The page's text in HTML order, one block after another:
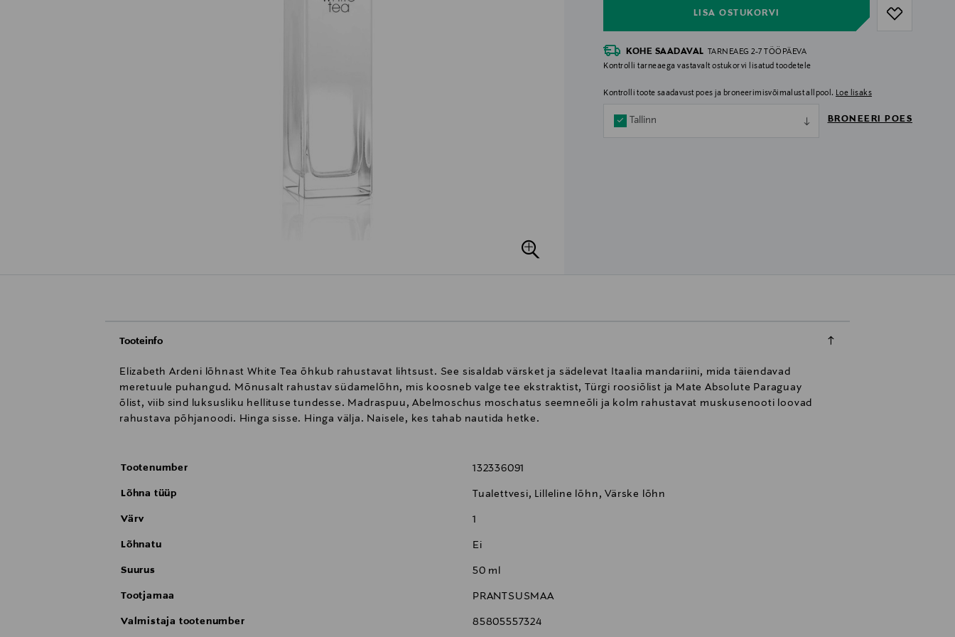
LISA OSTUKORVI
KOHE SAADAVAL TARNEAEG 2-7 TÖÖPÄEVA
Kontrolli tarneaega vastavalt ostukorvi lisatud toodetele
Kontrolli toote saadavust poes ja broneerimisvõimalust allpool. Loe lisaks
Tallinn BRONEERI POES
Tooteinfo
Elizabeth Ardeni lõhnast White Tea õhkub rahustavat lihtsust. See sisaldab värsket ja sädelevat Itaalia mandariini, mida täiendavad
meretuule puhangud. Mõnusalt rahustav südamelõhn, mis koosneb valge tee ekstraktist, Türgi roosiõlist ja Mate Absolute Paraguay
õlist, viib sind luksusliku hellituse tundesse. Madraspuu, Abelmoschus moschatus seemneõli ja kolm rahustavat muskusenooti loovad
rahustava põhjanoodi. Hinga sisse. Hinga välja. Naisele, kes tahab nautida hetke.
Tootenumber 132336091
Lõhna tüüp Tualettvesi, Lilleline lõhn, Värske lõhn
Värv 1
Lõhnatu Ei
Suurus 50 ml
Tootjamaa PRANTSUSMAA
Valmistaja tootenumber 85805557324